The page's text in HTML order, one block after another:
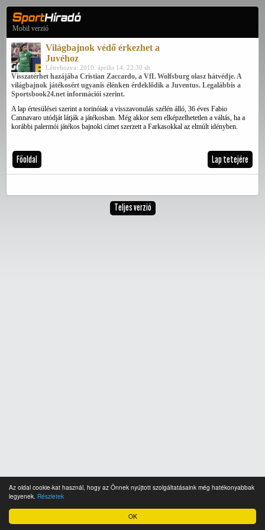
OK
Az oldal cookie-kat használ, hogy az Önnek nyújtott szolgáltatásaink még hatékonyabbak
legyenek. Részletek
Mobil verzió
Világbajnok védő érkezhet a
Juvéhoz
Létrehozva: 2010. április 14. 22:30 sh
Visszatérhet hazájába Cristian Zaccardo, a VfL Wolfsburg olasz hátvédje. A
világbajnok játékosért ugyanis élénken érdeklődik a Juventus. Legalábbis a
Sportsbook24.net információi szerint.
A lap értesülései szerint a torinóiak a visszavonulás szélén álló, 36 éves Fabio
Cannavaro utódját látják a játékosban. Még akkor sem elképzelhetetlen a váltás, ha a
korábbi palermói játékos bajnoki címet szerzett a Farkasokkal az elmúlt idényben.
Főoldal Lap tetejére
Teljes verzió